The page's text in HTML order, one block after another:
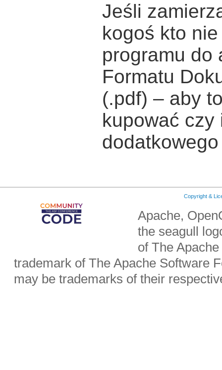
Jeśli
kogoś kto
programu do
Formatu
(.pdf) – aby
kupować czy
Copyright &
Apache,
the seagull
of The
trademark of The Apache Software
may be trademarks of their